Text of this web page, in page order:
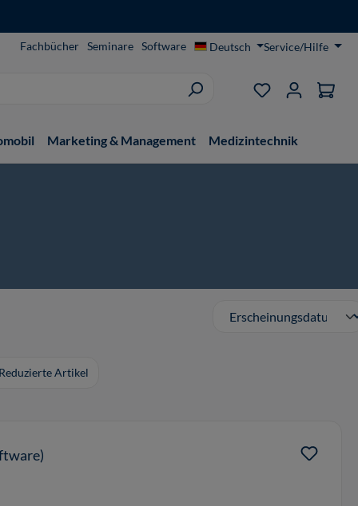
Fachbücher Seminare Software Deutsch Service/Hilfe
Du hast 0
Marketing & Management Medizintechnik
Reduzierte Artikel